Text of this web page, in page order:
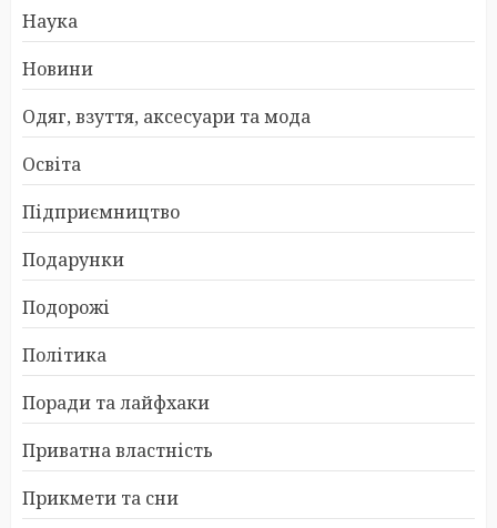
Наука
Новини
Одяг, взуття, аксесуари та мода
Освіта
Підприємництво
Подарунки
Подорожі
Політика
Поради та лайфхаки
Приватна властність
Прикмети та сни